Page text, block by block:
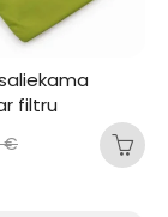
filtru
€